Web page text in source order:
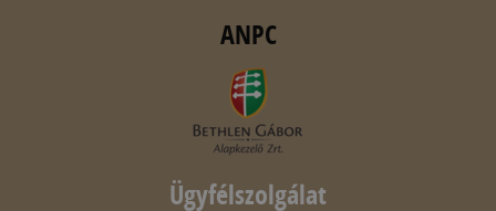
ANPC
Ügyfélszolgálat